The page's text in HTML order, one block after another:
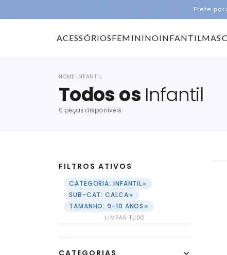
Frete
ACESSÓRIOSFEMININOINFANTIL
HOME INFANTIL
Todos os Infantil
0 peças disponíveis
FILTROS ATIVOS
CATEGORIA: INFANTIL×
SUB-CAT: CALCA×
TAMANHO: 9-10 ANOS×
LIMPAR TUDO